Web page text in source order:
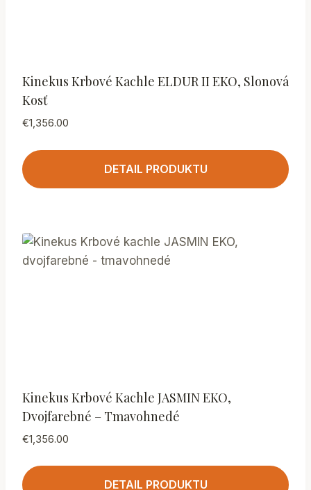
Kinekus Krbové Kachle ELDUR II EKO, Slonová
Kosť
€1,356.00
DETAIL PRODUKTU
Kinekus Krbové Kachle JASMIN EKO,
Dvojfarebné – Tmavohnedé
€1,356.00
DETAIL PRODUKTU